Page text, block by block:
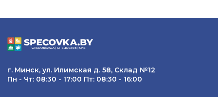
г. Минск, ул. Илимская д. 58, Склад №12
Пн - Чт: 08:30 - 17:00 Пт: 08:30 - 16:00